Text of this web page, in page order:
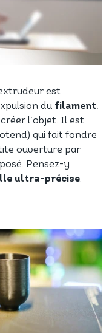
est
du filament,
l’objet. Il est
qui fait fondre
ouverture par
Pensez-y
ultra-précise.